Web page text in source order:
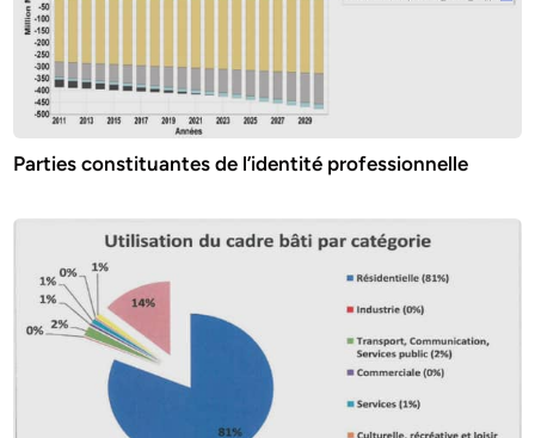
Parties constituantes de l’identité professionnelle